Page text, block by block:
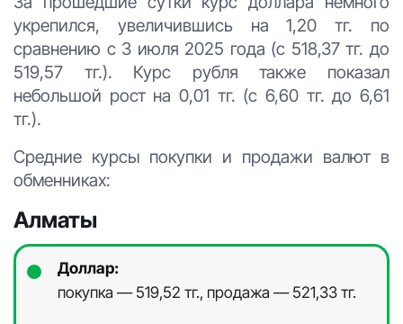
укрепился, увеличившись на 1,20 тг. по
сравнению с 3 июля 2025 года (с 518,37 тг. до
519,57 тг.). Курс рубля также показал
небольшой рост на 0,01 тг. (с 6,60 тг. до 6,61
тг.).
Средние курсы покупки и продажи валют в
обменниках:
Алматы
Доллар:
покупка — 519,52 тг., продажа — 521,33 тг.